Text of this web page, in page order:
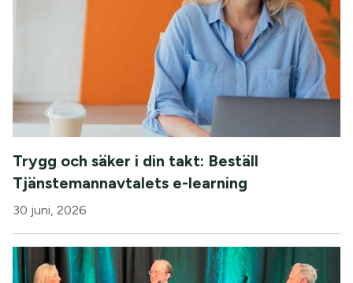
Trygg och säker i din takt: Beställ
Tjänstemannavtalets e-learning
30 juni, 2026